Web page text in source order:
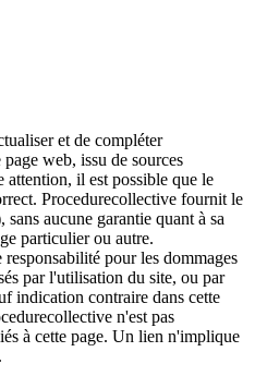
et de compléter
web, issu de sources
attention, il est possible que le
Procedurecollective fournit le
aucune garantie quant à sa
particulier ou autre.
pour les dommages
par l'utilisation du site, ou par
indication contraire dans cette
n'est pas
à cette page. Un lien n'implique